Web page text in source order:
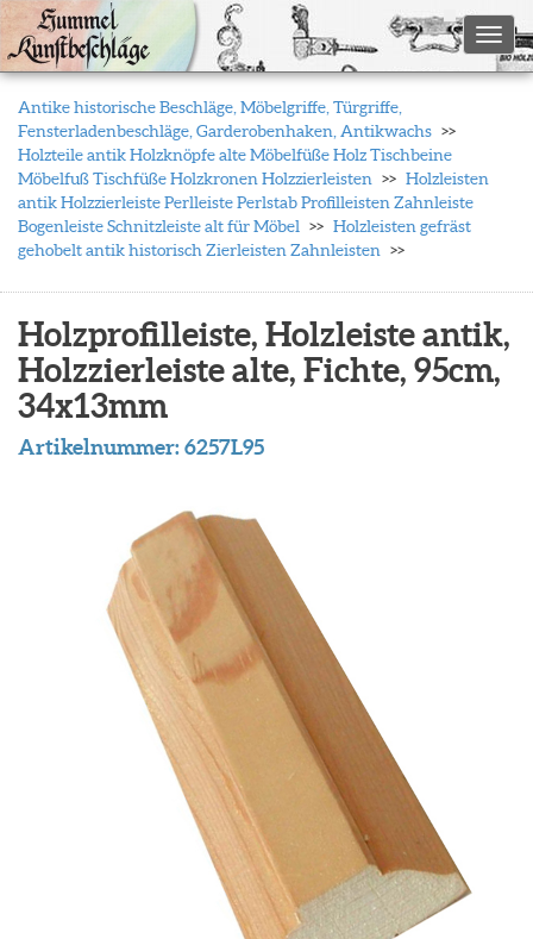
Antike historische Beschläge, Möbelgriffe, Türgriffe,
Fensterladenbeschläge, Garderobenhaken, Antikwachs
Holzteile antik Holzknöpfe alte Möbelfüße Holz Tischbeine
Möbelfuß Tischfüße Holzkronen Holzzierleisten
Holzleisten
antik Holzzierleiste Perlleiste Perlstab Profilleisten Zahnleiste
Bogenleiste Schnitzleiste alt für Möbel
Holzleisten gefräst
gehobelt antik historisch Zierleisten Zahnleisten
Holzprofilleiste, Holzleiste antik,
Holzzierleiste alte, Fichte, 95cm,
34x13mm
Artikelnummer:6257L95